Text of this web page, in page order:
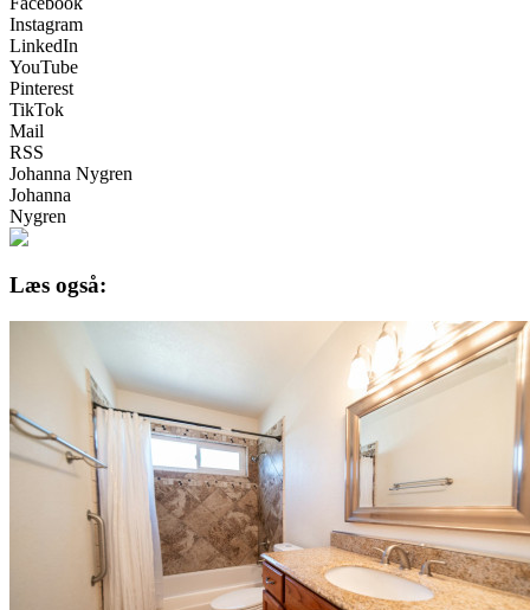
Instagram
LinkedIn
YouTube
Pinterest
TikTok
Mail
RSS
Johanna Nygren
Johanna
Nygren
Læs også: